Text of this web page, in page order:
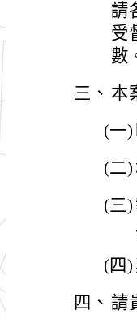
請
受
數
三、 本
(一)
(二)
(三)
(四)
四、 請